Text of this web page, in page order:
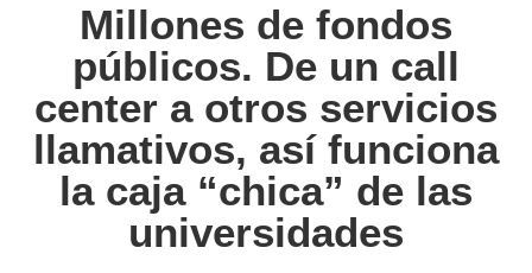
Millones de fondos
públicos. De un call
center a otros servicios
llamativos, así funciona
la caja “chica” de las
universidades